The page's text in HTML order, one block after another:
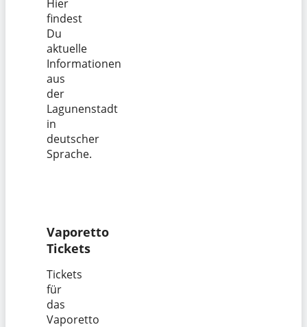
Hier
findest
Du
aktuelle
Informationen
aus
der
Lagunenstadt
in
deutscher
Sprache.
Vaporetto
Tickets
Tickets
für
das
Vaporetto